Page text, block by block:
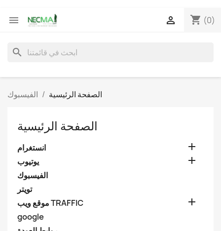
 shopping_cart (0)

search
الصفحة الرئيسية الفيسبوك
الصفحة الرئيسية
انستغرام 
يوتيوب 
الفيسبوك
تويتر
موقع ويب TRAFFIC

google